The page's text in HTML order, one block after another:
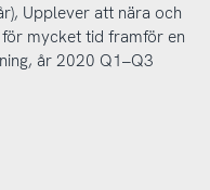
Upplever att nära och
mycket tid framför en
år 2020 Q1–Q3